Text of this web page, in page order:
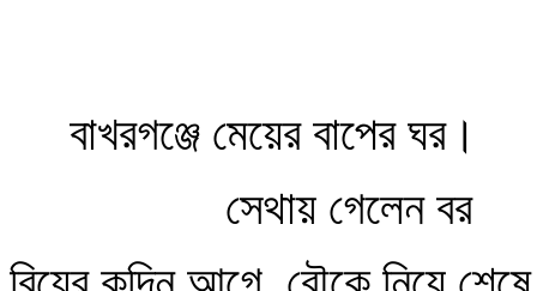
বাখরগঞ্জে মেয়ের বাপের ঘর।
সেথায় গেলেন বর